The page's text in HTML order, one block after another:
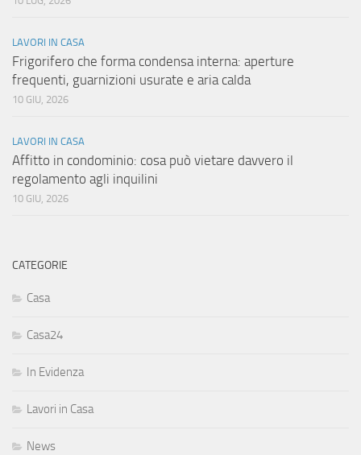
LAVORI IN CASA
Frigorifero che forma condensa interna: aperture
frequenti, guarnizioni usurate e aria calda
10 GIU, 2026
LAVORI IN CASA
Affitto in condominio: cosa può vietare davvero il
regolamento agli inquilini
10 GIU, 2026
CATEGORIE
Casa
Casa24
In Evidenza
Lavori in Casa
News